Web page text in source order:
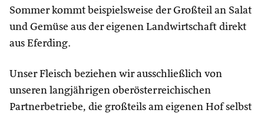
Sommer kommt beispielsweise der Großteil an Salat
und Gemüse aus der eigenen Landwirtschaft direkt
aus Eferding.
Unser Fleisch beziehen wir ausschließlich von
unseren langjährigen oberösterreichischen
Partnerbetriebe, die großteils am eigenen Hof selbst